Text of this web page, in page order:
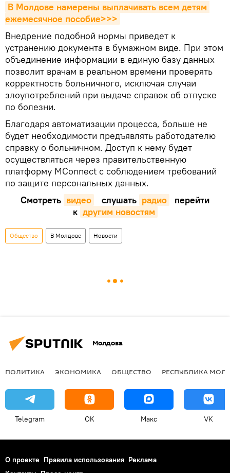
В Молдове намерены выплачивать всем детям
ежемесячное пособие>>>
Внедрение подобной нормы приведет к
устранению документа в бумажном виде. При этом
объединение информации в единую базу данных
позволит врачам в реальном времени проверять
корректность больничного, исключая случаи
злоупотреблений при выдаче справок об отпуске
по болезни.
Благодаря автоматизации процесса, больше не
будет необходимости предъявлять работодателю
справку о больничном. Доступ к нему будет
осуществляться через правительственную
платформу MConnect с соблюдением требований
по защите персональных данных.
Смотреть видео слушать радио
перейти
к другим новостям
Общество В Молдове Новости
Молдова
ПОЛИТИКА ЭКОНОМИКА ОБЩЕСТВО РЕСПУБЛИКА
Telegram OK Макс VK
О проекте Правила использования Реклама